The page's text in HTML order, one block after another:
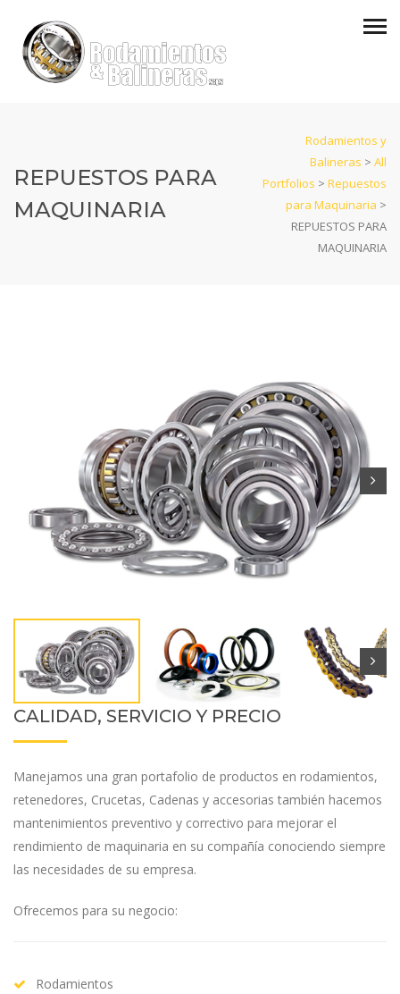
REPUESTOS PARA
MAQUINARIA
Rodamientos y
Balineras > All
Portfolios > Repuestos
para Maquinaria >
REPUESTOS PARA
MAQUINARIA
CALIDAD, SERVICIO Y PRECIO
Manejamos una gran portafolio de productos en rodamientos,
retenedores, Crucetas, Cadenas y accesorias también hacemos
mantenimientos preventivo y correctivo para mejorar el
rendimiento de maquinaria en su compañía conociendo siempre
las necesidades de su empresa.
Ofrecemos para su negocio:
Rodamientos